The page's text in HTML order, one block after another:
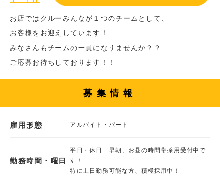
お店ではクルーみんなが１つのチームとして、
お客様をお迎えしています！
みなさんもチームの一員になりませんか？？
ご応募お待ちしております！！
募集情報
雇用形態 アルバイト・パート
勤務時間・曜日
平日・休日 早朝、お昼の時間帯採用受付中で
す！
特に土日勤務可能な方、積極採用中！